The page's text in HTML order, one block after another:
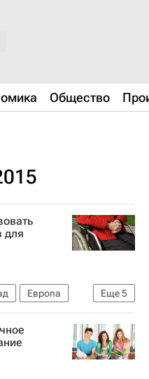
Общество
для
Еще5
Европа
Министерство труда и социальной защиты РФ (Минтруд России)